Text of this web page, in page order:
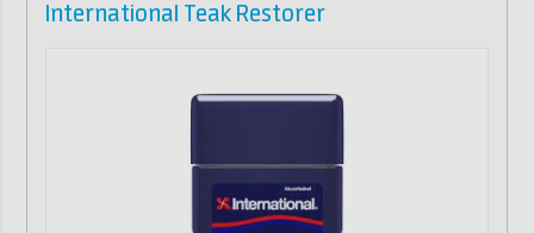
International Teak Restorer